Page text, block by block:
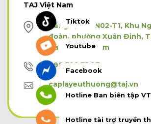
TAJ Việt Nam
Tầng 3, Tòa N02-T1, Khu
đoàn, phường Xuân Đỉnh,
Hà Nội, Việt Nam
098 322 71 87
caplayeuthuong@taj.vn
Tiktok
Youtube
Facebook
Hotline Ban biên tập
Hotline tài trợ truyền